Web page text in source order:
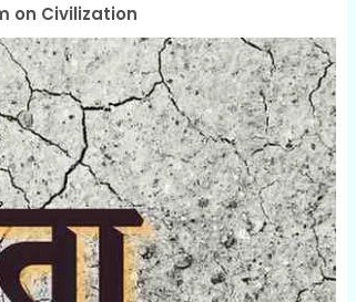
on Civilization